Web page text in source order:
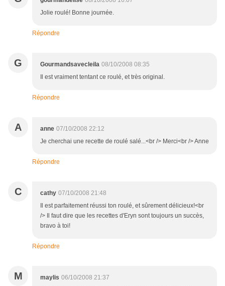
Jolie roulé! Bonne journée.
Répondre
G Gourmandsavecleila 08/10/2008 08:35
Il est vraiment tentant ce roulé, et très original.
Répondre
A anne 07/10/2008 22:12
Je cherchai une recette de roulé salé...<br /> Merci<br /> Anne
Répondre
C cathy 07/10/2008 21:48
Il est parfaitement réussi ton roulé, et sûrement délicieux!<br
/> Il faut dire que les recettes d'Eryn sont toujours un succès,
bravo à toi!
Répondre
M maylis 06/10/2008 21:37